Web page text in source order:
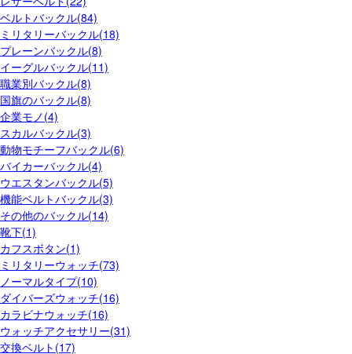
ベルトバックル(84)
ミリタリーバックル(18)
プレーンバックル(8)
イーグルバックル(11)
職業別バックル(8)
国旗のバックル(8)
企業モノ(4)
スカルバックル(3)
動物モチーフバックル(6)
バイカーバックル(4)
ウエスタンバックル(5)
機能ベルトバックル(3)
その他のバックル(14)
靴下(1)
カフスボタン(1)
ミリタリーウォッチ(73)
ノーマルタイプ(10)
ダイバーズウォッチ(16)
カラビナウォッチ(16)
ウォッチアクセサリー(31)
交換ベルト(17)